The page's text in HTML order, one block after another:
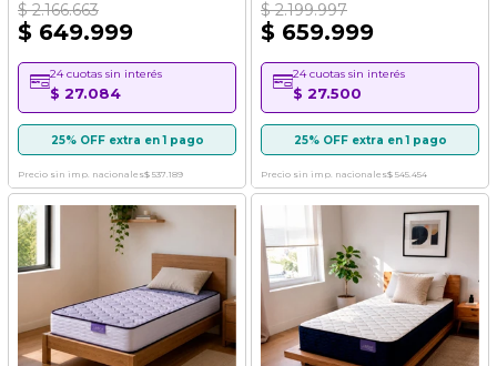
$ 2.166.663
$ 649.999
24 cuotas sin interés
$ 27.084
25% OFF extra en 1 pago
Precio sin imp. nacionales$ 537.189
$ 2.199.997
$ 659.999
24 cuotas sin interés
$ 27.500
25% OFF extra en 1 pago
Precio sin imp. nacionales$ 545.454